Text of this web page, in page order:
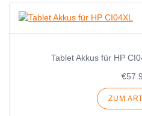
Tablet Akkus für HP
ZUM